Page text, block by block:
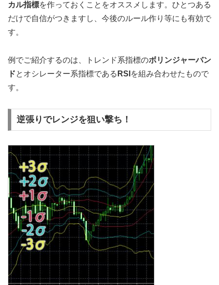
カル指標を作っておくことをオススメします。ひとつある
だけで自信がつきますし、今後のルール作り等にも有効で
す。
例でご紹介するのは、トレンド系指標のボリンジャーバン
ドとオシレーター系指標である RSI を組み合わせたもので
す。
逆張りでレンジを狙い撃ち！